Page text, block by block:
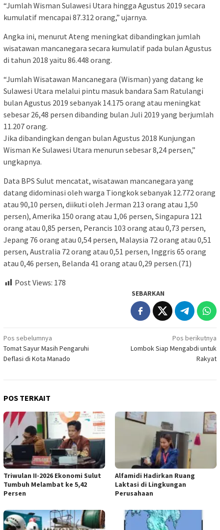
“Jumlah Wisman Sulawesi Utara hingga Agustus 2019 secara
kumulatif mencapai 87.312 orang,” ujarnya.
Angka ini, menurut Ateng meningkat dibandingkan jumlah
wisatawan mancanegara secara kumulatif pada bulan Agustus
di tahun 2018 yaitu 86.448 orang.
“Jumlah Wisatawan Mancanegara (Wisman) yang datang ke
Sulawesi Utara melalui pintu masuk bandara Sam Ratulangi
bulan Agustus 2019 sebanyak 14.175 orang atau meningkat
sebesar 26,48 persen dibanding bulan Juli 2019 yang berjumlah
11.207 orang.
Jika dibandingkan dengan bulan Agustus 2018 Kunjungan
Wisman Ke Sulawesi Utara menurun sebesar 8,24 persen,”
ungkapnya.
Data BPS Sulut mencatat, wisatawan mancanegara yang
datang didominasi oleh warga Tiongkok sebanyak 12.772 orang
atau 90,10 persen, diikuti oleh Jerman 213 orang atau 1,50
persen), Amerika 150 orang atau 1,06 persen, Singapura 121
orang atau 0,85 persen, Perancis 103 orang atau 0,73 persen,
Jepang 76 orang atau 0,54 persen, Malaysia 72 orang atau 0,51
persen, Australia 72 orang atau 0,51 persen, Inggris 65 orang
atau 0,46 persen, Belanda 41 orang atau 0,29 persen.(71)
Post Views: 178
SEBARKAN
Navigasi
pos
Pos sebelumnya
Tomat Sayur Masih Pengaruhi
Deflasi di Kota Manado
Pos berikutnya
Lombok Siap Mengabdi untuk
Rakyat
POS TERKAIT
Triwulan II-2026 Ekonomi Sulut
Tumbuh Melambat ke 5,42
Persen
Alfamidi Hadirkan Ruang
Laktasi di Lingkungan
Perusahaan